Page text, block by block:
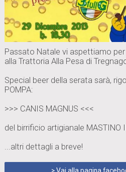
Passato Natale vi aspettiamo
alla Trattoria Alla Pesa di
Special beer della serata sarà,
POMPA:
>>> CANIS MAGNUS <<<
del birrificio artigianale MASTINO
...altri dettagli a breve!